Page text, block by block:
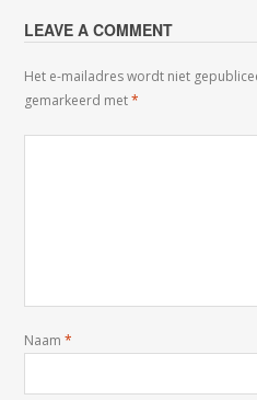
LEAVE A COMMENT
Het e-mailadres wordt niet
gemarkeerd met*
Naam*